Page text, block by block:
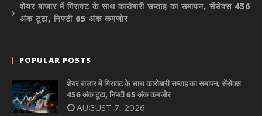
शेयर बाजार में गिरावट के साथ कारोबारी सप्ताह का समापन, सेंसेक्स 456
अंक टूटा, निफ्टी 65 अंक कमजोर
POPULAR POSTS
शेयर बाजार में गिरावट के साथ कारोबारी सप्ताह का समापन, सेंसेक्स
456 अंक टूटा, निफ्टी 65 अंक कमजोर
AUGUST 7, 2026